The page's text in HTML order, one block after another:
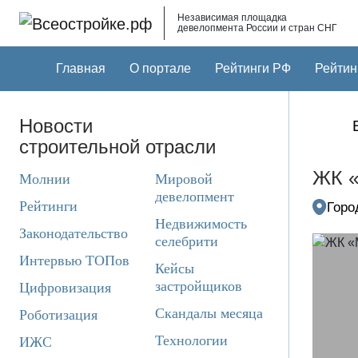
Независимая площадка
девелопмента России и стран СНГ
Главная О портале Рейтинги РФ
Новости
строительной отрасли
Молнии
Рейтинги
Законодательство
Интервью ТОПов
Цифровизация
Роботизация
ИЖС
Мировой
девелопмент
Недвижимость
селебрити
Кейсы
застройщиков
Скандалы месяца
Технологии
ЖК